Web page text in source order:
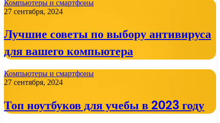
Компьютеры и смартфоны
27 сентября, 2024
Лучшие советы по выбору антивируса
для вашего компьютера
Компьютеры и смартфоны
27 сентября, 2024
Топ ноутбуков для учебы в 2023 году